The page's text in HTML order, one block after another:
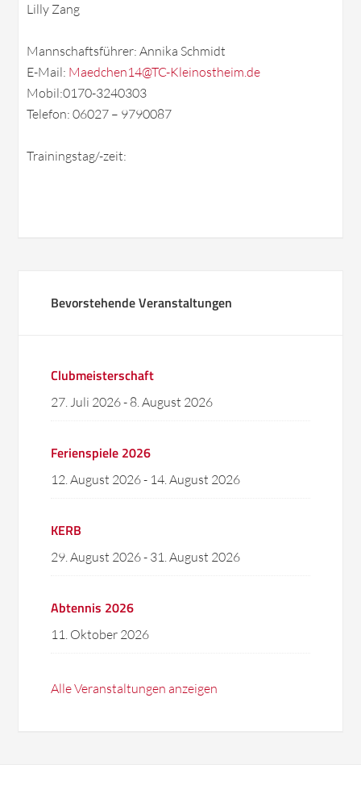
Lilly Zang
Mannschaftsführer: Annika Schmidt
E-Mail: Maedchen14@TC-Kleinostheim.de
Mobil:0170-3240303
Telefon: 06027 – 9790087
Trainingstag/-zeit:
Bevorstehende Veranstaltungen
Clubmeisterschaft
27. Juli 2026- 8. August 2026
Ferienspiele 2026
12. August 2026- 14. August 2026
KERB
29. August 2026- 31. August 2026
Abtennis 2026
11. Oktober 2026
Alle Veranstaltungen anzeigen